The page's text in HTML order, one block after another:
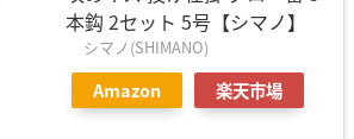
本鈎 2セット 5号【シマノ】
シマノ(SHIMANO)
Amazon 楽天市場